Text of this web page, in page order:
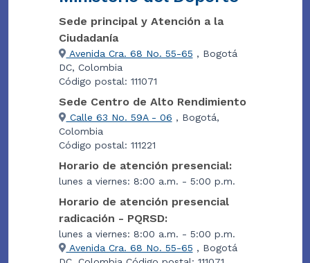
Sede principal y Atención a la
Ciudadanía
Avenida Cra. 68 No. 55-65 , Bogotá
DC, Colombia
Código postal: 111071
Sede Centro de Alto Rendimiento
Calle 63 No. 59A - 06 , Bogotá,
Colombia
Código postal: 111221
Horario de atención presencial:
lunes a viernes: 8:00 a.m. - 5:00 p.m.
Horario de atención presencial
radicación - PQRSD:
lunes a viernes: 8:00 a.m. - 5:00 p.m.
Avenida Cra. 68 No. 55-65 , Bogotá